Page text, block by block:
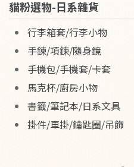
貓粉選物-日系雜貨
行李箱套/行李小物
手鍊/項鍊/隨身鏡
手機包/手機套/卡套
馬克杯/廚房小物
書籤/筆記本/日系文具
掛件/車掛/鑰匙圈/吊飾